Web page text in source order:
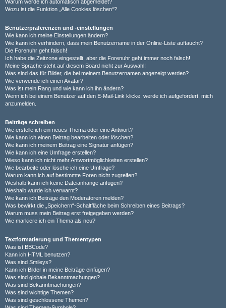
Warum werde ich automatisch abgemeldet?
Wozu ist die Funktion „Alle Cookies löschen“?
Benutzerpräferenzen und -einstellungen
Wie kann ich meine Einstellungen ändern?
Wie kann ich verhindern, dass mein Benutzername in der Online-Liste auftaucht?
Die Forenuhr geht falsch!
Ich habe die Zeitzone eingestellt, aber die Forenuhr geht immer noch falsch!
Meine Sprache steht auf diesem Board nicht zur Auswahl!
Was sind das für Bilder, die bei meinem Benutzernamen angezeigt werden?
Wie verwende ich einen Avatar?
Was ist mein Rang und wie kann ich ihn ändern?
Wenn ich bei einem Benutzer auf den E-Mail-Link klicke, werde ich aufgefordert, mich
anzumelden.
Beiträge schreiben
Wie erstelle ich ein neues Thema oder eine Antwort?
Wie kann ich einen Beitrag bearbeiten oder löschen?
Wie kann ich meinem Beitrag eine Signatur anfügen?
Wie kann ich eine Umfrage erstellen?
Wieso kann ich nicht mehr Antwortmöglichkeiten erstellen?
Wie bearbeite oder lösche ich eine Umfrage?
Warum kann ich auf bestimmte Foren nicht zugreifen?
Weshalb kann ich keine Dateianhänge anfügen?
Weshalb wurde ich verwarnt?
Wie kann ich Beiträge den Moderatoren melden?
Was bewirkt die „Speichern“-Schaltfläche beim Schreiben eines Beitrags?
Warum muss mein Beitrag erst freigegeben werden?
Wie markiere ich ein Thema als neu?
Textformatierung und Thementypen
Was ist BBCode?
Kann ich HTML benutzen?
Was sind Smileys?
Kann ich Bilder in meine Beiträge einfügen?
Was sind globale Bekanntmachungen?
Was sind Bekanntmachungen?
Was sind wichtige Themen?
Was sind geschlossene Themen?